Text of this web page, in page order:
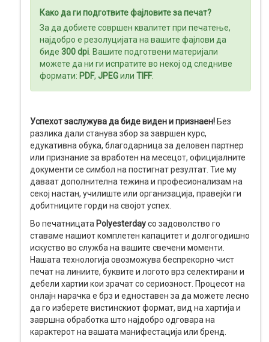
МЕДИА
ДИСПЛЕИ
Како да ги подготвите фајловите за печат?
За да добиете совршен квалитет при печатење,
најдобро е резолуцијата на вашите фајлови да
биде 300 dpi. Вашите подготвени материјали
можете да ни ги испратите во некој од следниве
формати: PDF, JPEGили TIFF.
Успехот заслужува да биде виден и признаен! Без
разлика дали станува збор за завршен курс,
едукативна обука, благодарница за деловен партнер
или признание за вработен на месецот, официјалните
документи се симбол на постигнат резултат. Тие му
даваат дополнителна тежина и професионализам на
секој настан, училиште или организација, правејќи ги
добитниците горди на својот успех.
Во печатницата Polyesterdayсо задоволство го
ставаме нашиот комплетен капацитет и долгогодишно
искуство во служба на вашите свечени моменти.
Нашата технологија овозможува беспрекорно чист
печат на линиите, буквите и логото врз селектирани и
дебели хартии кои зрачат со сериозност. Процесот на
онлајн нарачка е брз и едноставен за да можете лесно
да го изберете вистинскиот формат, вид на хартија и
завршна обработка што најдобро одговара на
карактерот на вашата манифестација или бренд.